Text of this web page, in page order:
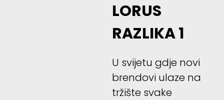
LORUS
RAZLIKA 1
U svijetu gdje novi
brendovi ulaze na
tržište svake